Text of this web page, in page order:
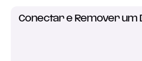
Conectar e Remover um